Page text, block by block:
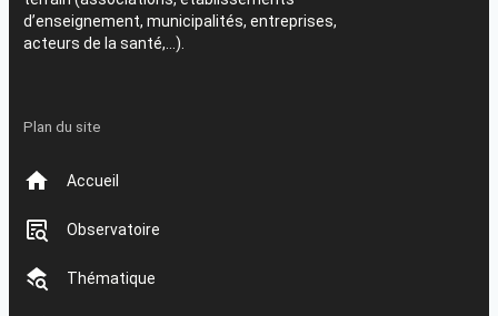
d’enseignement, municipalités, entreprises,
acteurs de la santé,…).
Plan du site
Accueil
Observatoire
Thématique